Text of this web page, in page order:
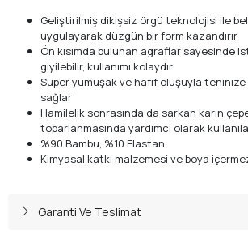
Geliştirilmiş dikişsiz örgü teknolojisi ile
uygulayarak düzgün bir form kazandırır
Ön kısımda bulunan agraflar sayesinde
giyilebilir, kullanımı kolaydır
Süper yumuşak ve hafif oluşuyla
sağlar
Hamilelik sonrasında da sarkan karın
toparlanmasında yardımcı olarak
%90 Bambu, %10 Elastan
Kimyasal katkı malzemesi ve boya
Garanti Ve Teslimat